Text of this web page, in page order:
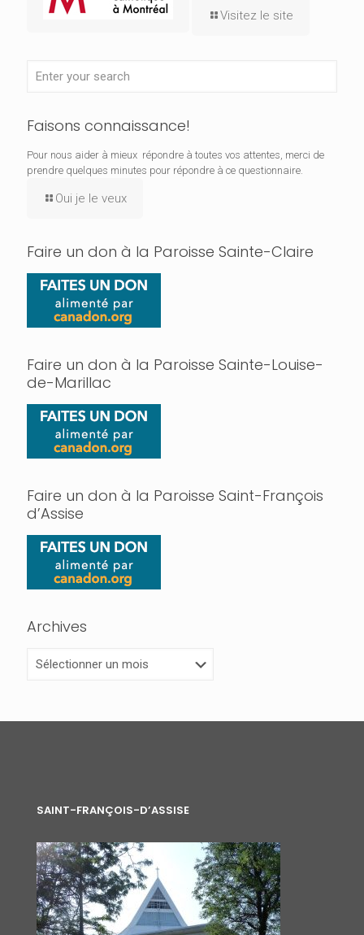
Visitez le site
Faisons connaissance!
Pour nous aider à mieux répondre à toutes vos attentes, merci de
prendre quelques minutes pour répondre à ce questionnaire.
Oui je le veux
Faire un don à la Paroisse Sainte-Claire
Faire un don à la Paroisse Sainte-Louise-
de-Marillac
Faire un don à la Paroisse Saint-François
d’Assise
Archives
SAINT-FRANÇOIS-D’ASSISE